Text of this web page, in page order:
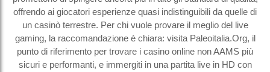
offrendo ai giocatori esperienze quasi indistinguibili da quelle di
un casinò terrestre. Per chi vuole provare il meglio del live
gaming, la raccomandazione è chiara: visita Paleoitalia.Org, il
punto di riferimento per trovare i casino online non AAMS più
sicuri e performanti, e immergiti in una partita live in HD con